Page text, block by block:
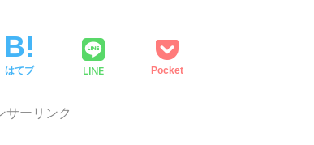
はてブ LINE Pocket
サーリンク